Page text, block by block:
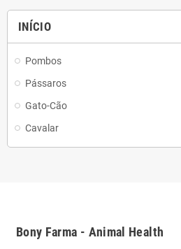
INÍCIO
Pombos
Pássaros
Gato-Cão
Cavalar
Bony Farma - Animal Health